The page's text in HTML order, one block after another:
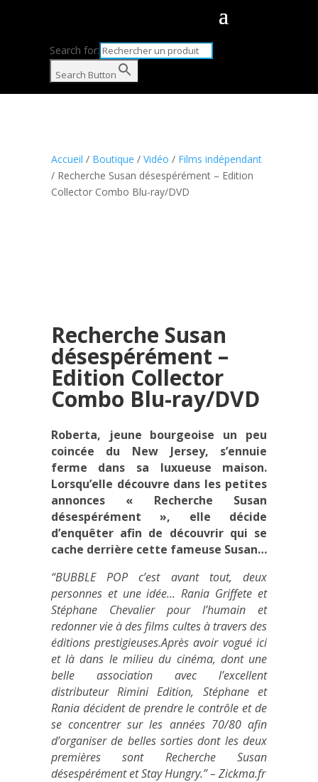
Search for:
Search Button
Accueil / Boutique / Vidéo / Films indépendant
/ Recherche Susan désespérément – Edition
Collector Combo Blu-ray/DVD
Recherche Susan
désespérément –
Edition Collector
Combo Blu-ray/DVD
Roberta, jeune bourgeoise un peu
coincée du New Jersey, s’ennuie
ferme dans sa luxueuse maison.
Lorsqu’elle découvre dans les petites
annonces « Recherche Susan
désespérément », elle décide
d’enquêter afin de découvrir qui se
cache derrière cette fameuse Susan…
“BUBBLE POP c’est avant tout, deux
personnes et une idée… Rania Griffete et
Stéphane Chevalier pour l’humain et
redonner vie à des films cultes à travers des
éditions prestigieuses.Après avoir vogué ici
et là dans le milieu du cinéma, dont une
belle association avec l’excellent
distributeur Rimini Edition, Stéphane et
Rania décident de prendre le contrôle et de
se concentrer sur les années 70/80 afin
d’organiser de belles sorties dont les deux
premières sont Recherche Susan
désespérément et Stay Hungry.” – Zickma.fr